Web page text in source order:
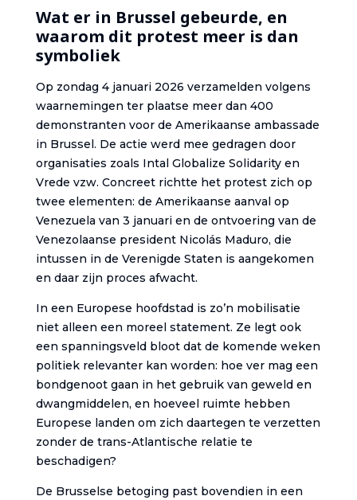
Wat er in Brussel gebeurde, en
waarom dit protest meer is dan
symboliek
Op zondag 4 januari 2026 verzamelden volgens
waarnemingen ter plaatse meer dan 400
demonstranten voor de Amerikaanse ambassade
in Brussel. De actie werd mee gedragen door
organisaties zoals Intal Globalize Solidarity en
Vrede vzw. Concreet richtte het protest zich op
twee elementen: de Amerikaanse aanval op
Venezuela van 3 januari en de ontvoering van de
Venezolaanse president Nicolás Maduro, die
intussen in de Verenigde Staten is aangekomen
en daar zijn proces afwacht.
In een Europese hoofdstad is zo’n mobilisatie
niet alleen een moreel statement. Ze legt ook
een spanningsveld bloot dat de komende weken
politiek relevanter kan worden: hoe ver mag een
bondgenoot gaan in het gebruik van geweld en
dwangmiddelen, en hoeveel ruimte hebben
Europese landen om zich daartegen te verzetten
zonder de trans-Atlantische relatie te
beschadigen?
De Brusselse betoging past bovendien in een